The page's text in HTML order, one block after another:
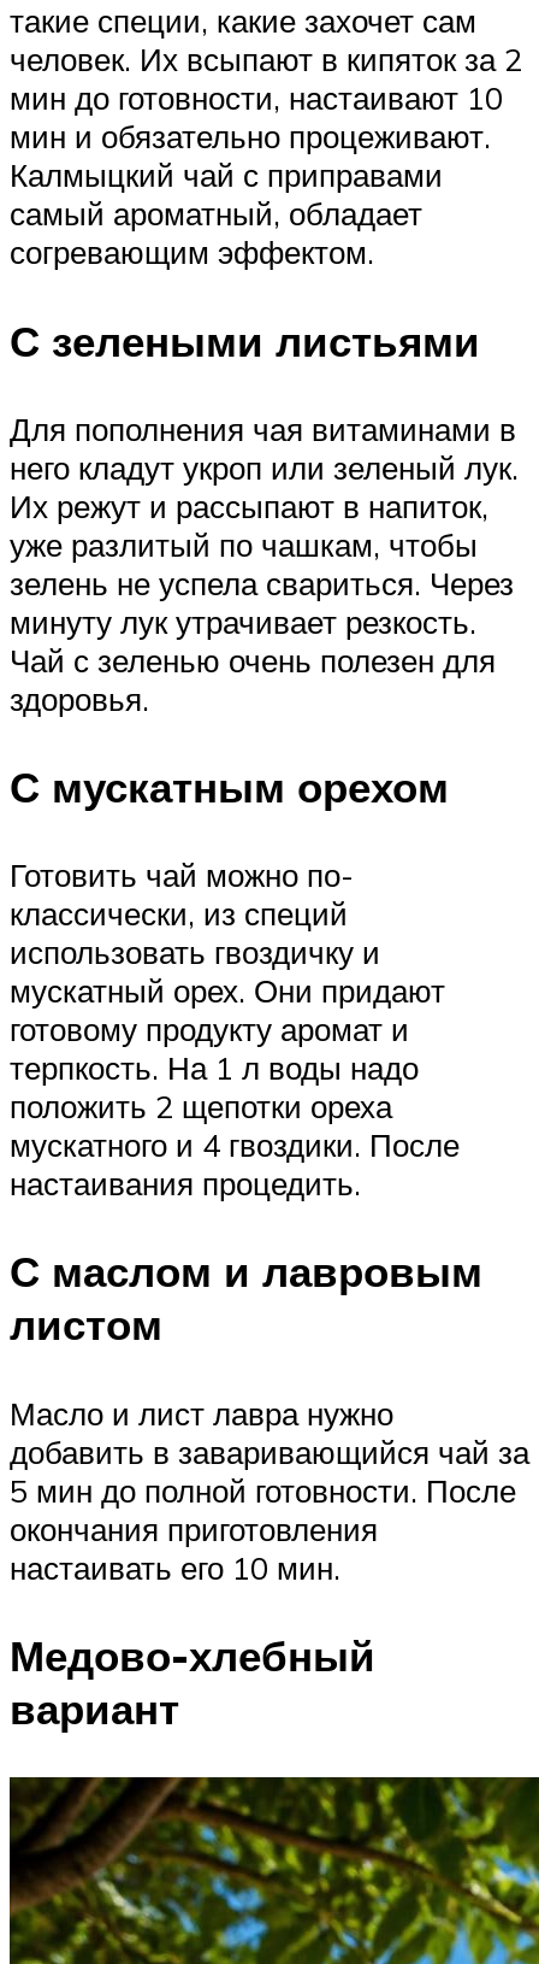
такие специи, какие захочет сам
человек. Их всыпают в кипяток за 2
мин до готовности, настаивают 10
мин и обязательно процеживают.
Калмыцкий чай с приправами
самый ароматный, обладает
согревающим эффектом.
С зелеными листьями
Для пополнения чая витаминами в
него кладут укроп или зеленый лук.
Их режут и рассыпают в напиток,
уже разлитый по чашкам, чтобы
зелень не успела свариться. Через
минуту лук утрачивает резкость.
Чай с зеленью очень полезен для
здоровья.
С мускатным орехом
Готовить чай можно по-
классически, из специй
использовать гвоздичку и
мускатный орех. Они придают
готовому продукту аромат и
терпкость. На 1 л воды надо
положить 2 щепотки ореха
мускатного и 4 гвоздики. После
настаивания процедить.
С маслом и лавровым
листом
Масло и лист лавра нужно
добавить в заваривающийся чай за
5 мин до полной готовности. После
окончания приготовления
настаивать его 10 мин.
Медово-хлебный
вариант